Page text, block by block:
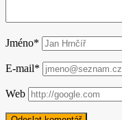
Jméno*
E-mail*
Web